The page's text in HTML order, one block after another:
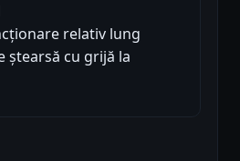
relativ lung
ștearsă cu grijă la